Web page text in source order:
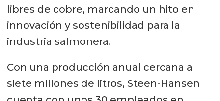
libres de cobre, marcando un hito en
innovación y sostenibilidad para la
industria salmonera.
Con una producción anual cercana a
siete millones de litros, Steen-Hansen